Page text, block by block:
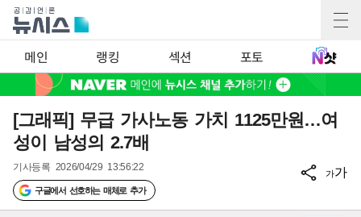
메인 랭킹 섹션 포토
[그래픽] 무급 가사노동 가치 1125만원…여
성이 남성의 2.7배
기사등록 2026/04/29 13:56:22
구글에서 선호하는 매체로 추가
가가